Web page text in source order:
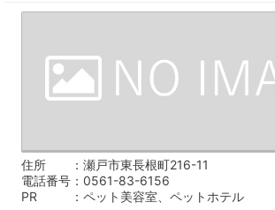
住所
瀬戸市東長根町216-11
電話番号
0561-83-6156
PR
ペット美容室、ペットホテル